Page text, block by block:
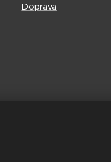
Doprava